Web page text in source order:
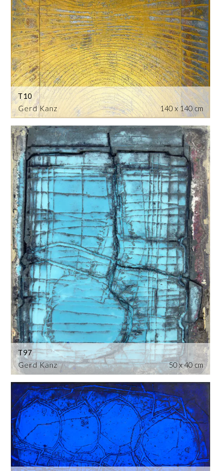
Gerd Kanz
T10
140 x 140 cm
Gerd Kanz
T97
50 x 40 cm